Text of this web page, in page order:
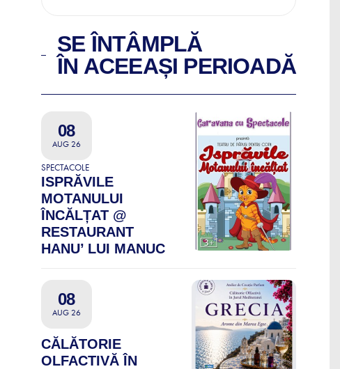
SE ÎNTÂMPLĂ
ÎN ACEEAȘI PERIOADĂ
08
AUG 26
SPECTACOLE
ISPRĂVILE
MOTANULUI
ÎNCĂLȚAT @
RESTAURANT
HANU’ LUI MANUC
08
AUG 26
CĂLĂTORIE
OLFACTIVĂ ÎN